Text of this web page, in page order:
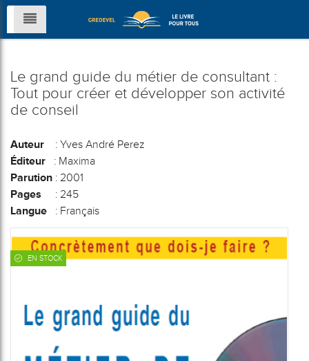
Le grand guide du métier de consultant :
Tout pour créer et développer son activité
de conseil
Auteur : Yves André Perez
Éditeur : Maxima
Parution : 2001
Pages : 245
Langue : Français
EN STOCK